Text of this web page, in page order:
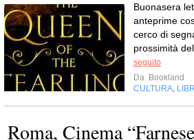
Buonasera
anteprime
cerco di
prossimità
seguito
Da Bookland
CULTURA LIBRI
Roma, Cinema